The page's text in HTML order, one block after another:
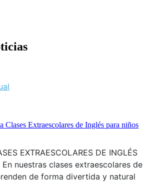
Extraescolares de Inglés para niños
EXTRAESCOLARES DE INGLÉS
nuestras clases extraescolares de
de forma divertida y natural